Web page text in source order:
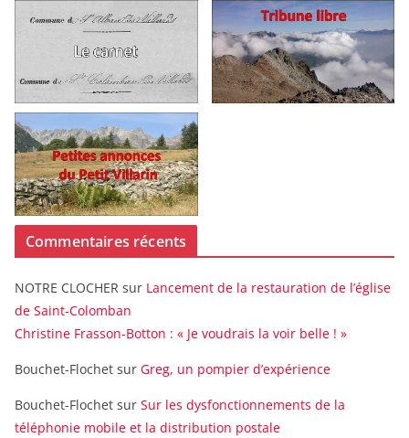
Commentaires récents
NOTRE CLOCHER sur Lancement de la restauration de l’église
de Saint-Colomban
Christine Frasson-Botton : « Je voudrais la voir belle ! »
Bouchet-Flochet sur Greg, un pompier d’expérience
Bouchet-Flochet sur Sur les dysfonctionnements de la
téléphonie mobile et la distribution postale